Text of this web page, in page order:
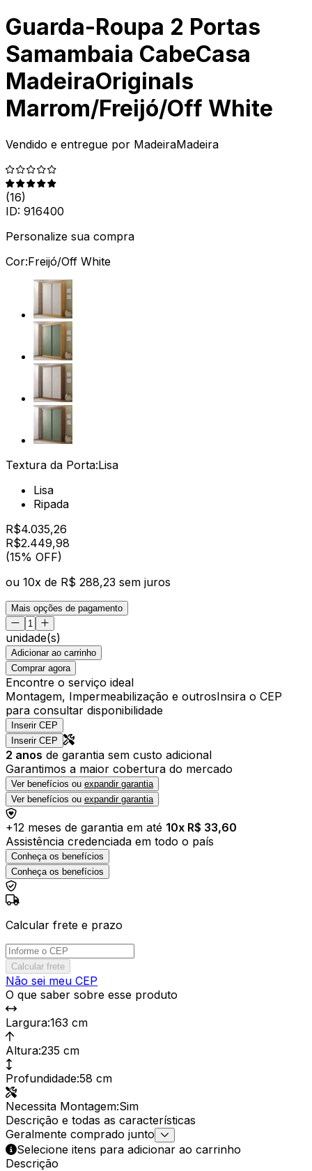
Guarda-Roupa 2 Portas
Samambaia CabeCasa
MadeiraOriginals
Marrom/Freijó/Off White
Vendido e entregue por MadeiraMadeira
(16)
ID: 916400
Personalize sua compra
Cor:Freijó/Off White
Textura da Porta:Lisa
Lisa
Ripada
R$4.035,26
R$2.449,98
(15% OFF)
ou 10x de R$ 288,23 sem juros
Mais opções de pagamento
unidade(s)
Adicionar ao carrinho
Comprar agora
Encontre o serviço ideal
Montagem, Impermeabilização e outrosInsira o CEP
para consultar disponibilidade
Inserir CEP
Inserir CEP
2 anos de garantia sem custo adicional
Garantimos a maior cobertura do mercado
Ver benefícios ou expandir garantia
Ver benefícios ou expandir garantia
+12 meses de garantia em até 10x R$ 33,60
Assistência credenciada em todo o país
Conheça os benefícios
Conheça os benefícios
Calcular frete e prazo
Calcular frete
Não sei meu CEP
O que saber sobre esse produto
Largura:163 cm
Altura:235 cm
Profundidade:58 cm
Necessita Montagem:Sim
Descrição e todas as características
Geralmente comprado junto
Selecione itens para adicionar ao carrinho
Descrição